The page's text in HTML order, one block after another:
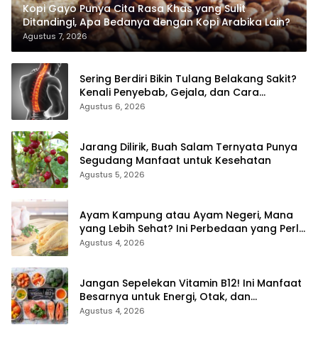
Kopi Gayo Punya Cita Rasa Khas yang Sulit
Ditandingi, Apa Bedanya dengan Kopi Arabika Lain?
Agustus 7, 2026
Sering Berdiri Bikin Tulang Belakang Sakit?
Kenali Penyebab, Gejala, dan Cara
Mengatasinya
Agustus 6, 2026
Jarang Dilirik, Buah Salam Ternyata Punya
Segudang Manfaat untuk Kesehatan
Agustus 5, 2026
Ayam Kampung atau Ayam Negeri, Mana
yang Lebih Sehat? Ini Perbedaan yang Perlu
Anda Ketahui
Agustus 4, 2026
Jangan Sepelekan Vitamin B12! Ini Manfaat
Besarnya untuk Energi, Otak, dan
Pembentukan Sel Darah
Agustus 4, 2026